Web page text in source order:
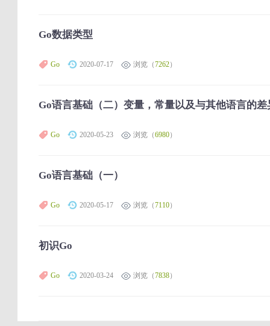
Go数据类型
Go 2020-07-17 浏览（7262）
Go语言基础（二）变量，常量以及与其他语言的差
Go 2020-05-23 浏览（6980）
Go语言基础（一）
Go 2020-05-17 浏览（7110）
初识Go
Go 2020-03-24 浏览（7838）